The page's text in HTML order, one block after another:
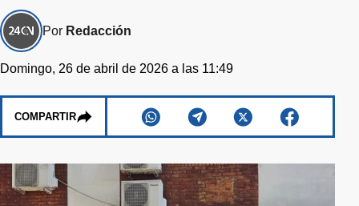
Por Redacción
Domingo, 26 de abril de 2026 a las 11:49
COMPARTIR